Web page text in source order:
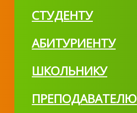
СТУДЕНТУ
АБИТУРИЕНТУ
ШКОЛЬНИКУ
ПРЕПОДАВАТЕЛЮ